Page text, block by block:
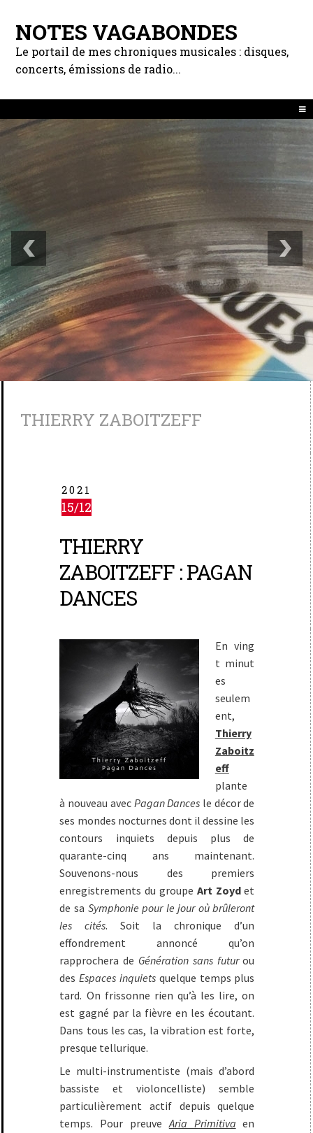
NOTES VAGABONDES
Le portail de mes chroniques musicales : disques,
concerts, émissions de radio...
THIERRY ZABOITZEFF
2021
15/12
THIERRY
ZABOITZEFF : PAGAN
DANCES
En ving
t minut
es
seulem
ent,
Thierry
Zaboitz
eff
plante
à nouveau avec Pagan Dances le décor de
ses mondes nocturnes dont il dessine les
contours inquiets depuis plus de
quarante-cinq ans maintenant.
Souvenons-nous des premiers
enregistrements du groupe Art Zoydet
de sa Symphonie pour le jour où brûleront
les cités. Soit la chronique d’un
effondrement annoncé qu’on
rapprochera de Génération sans futurou
desEspaces inquiets quelque temps plus
tard. On frissonne rien qu’à les lire, on
est gagné par la fièvre en les écoutant.
Dans tous les cas, la vibration est forte,
presque tellurique.
Le multi-instrumentiste (mais d’abord
bassiste et violoncelliste) semble
particulièrement actif depuis quelque
temps. Pour preuveAria Primitiva en